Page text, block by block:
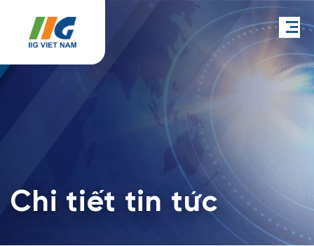
Chi tiết tin tức